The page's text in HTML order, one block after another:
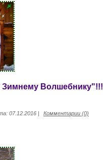
Зимнему Волшебнику"!!!
07.12.2016 | Комментарии (0)